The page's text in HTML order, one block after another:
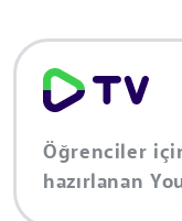
Öğrenciler
hazırlanan